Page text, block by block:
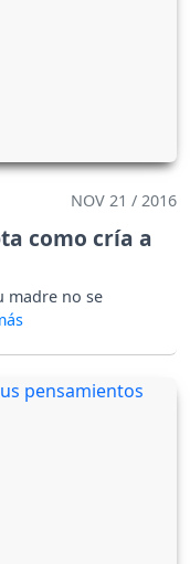
NOV 21 / 2016
como cría a
madre no se